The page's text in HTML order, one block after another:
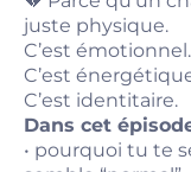
juste physique.
C’est émotionnel.
C’est
C’est identitaire.
Dans cet
• pourquoi tu te